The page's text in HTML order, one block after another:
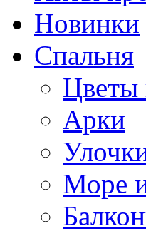
Новинки
Спальня
Цветы
Арки
Море